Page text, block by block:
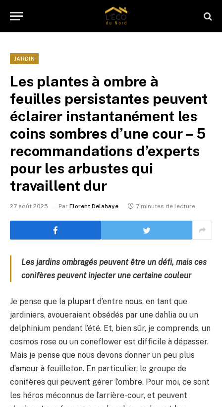
JARDIN
Les plantes à ombre à
feuilles persistantes peuvent
éclairer instantanément les
coins sombres d’une cour – 5
recommandations d’experts
pour les arbustes qui
travaillent dur
27 août 2025 Par Florent Delahaye 7 minutes de lecture
Les jardins ombragés peuvent être un défi, mais ces
conifères peuvent injecter une certaine couleur
Je pense que la plupart d’entre nous, en tant que
jardiniers, avoueraient obsédés par une dahlia ou un
delphinium pendant l’été. Et, bien sûr, je comprends, un
cosmos rose ou un coneflower est difficile à dépasser.
Mais je pense que nous devons donner un peu plus
d’amour à feuilleton. En particulier, le groupe de
conifères qui peuvent gérer l’ombre. Pour moi, ce sont
les héros méconnus de l’arrière-cour, et peuvent